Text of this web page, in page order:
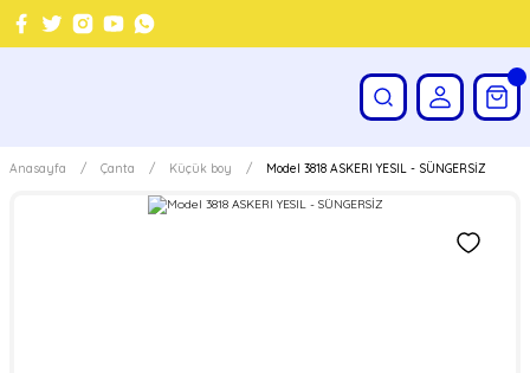
Anasayfa Çanta Küçük boy Model 3818 ASKERI YESIL - SÜNGERSİZ